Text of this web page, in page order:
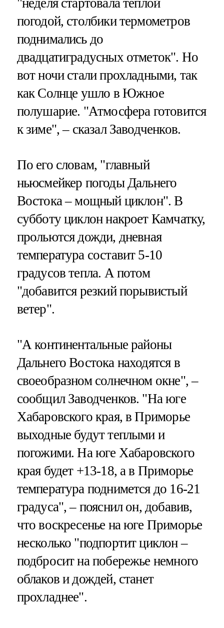
погодой, столбики термометров
поднимались до
двадцатиградусных отметок". Но
вот ночи стали прохладными, так
как Солнце ушло в Южное
полушарие. "Атмосфера готовится
к зиме", – сказал Заводченков.
По его словам, "главный
ньюсмейкер погоды Дальнего
Востока – мощный циклон". В
субботу циклон накроет Камчатку,
прольются дожди, дневная
температура составит 5-10
градусов тепла. А потом
"добавится резкий порывистый
ветер".
"А континентальные районы
Дальнего Востока находятся в
своеобразном солнечном окне", –
сообщил Заводченков. "На юге
Хабаровского края, в Приморье
выходные будут теплыми и
погожими. На юге Хабаровского
края будет +13-18, а в Приморье
температура поднимется до 16-21
градуса", – пояснил он, добавив,
что воскресенье на юге Приморье
несколько "подпортит циклон –
подбросит на побережье немного
облаков и дождей, станет
прохладнее".